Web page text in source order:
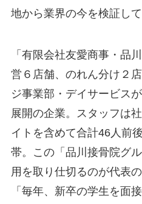
地から業界の今を検証して
「有限会社友愛商事・品
営６店舗、のれん分け２
ジ事業部・デイサービス
展開の企業。スタッフは
イトを含めて合計46人前
帯。この「品川接骨院グ
用を取り仕切るのが代表の
「毎年、新卒の学生を面